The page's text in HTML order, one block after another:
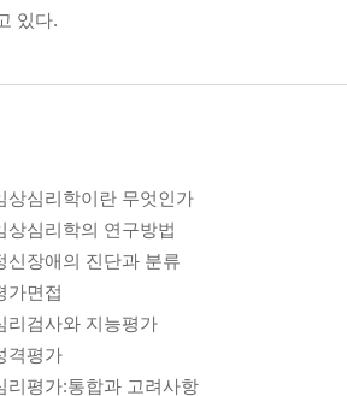
있다.
상심리학이란 무엇인가
상심리학의 연구방법
신장애의 진단과 분류
가면접
리검사와 지능평가
격평가
리평가:통합과 고려사항